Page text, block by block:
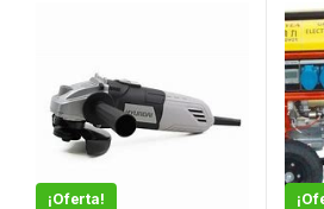
¡Oferta!